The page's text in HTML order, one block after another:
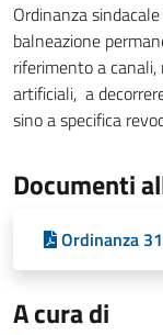
Ordinanza
balneazione
riferimento a canali,
artificiali, a
sino a specifica
Documenti
Ordinanza
A cura di